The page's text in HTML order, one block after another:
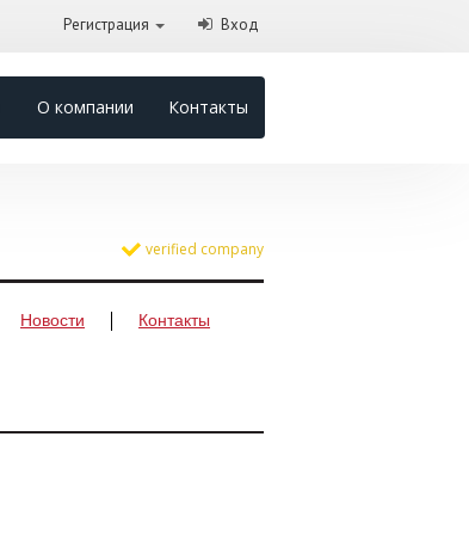
Регистрация Вход
О компании Контакты
verified company
Новости Контакты